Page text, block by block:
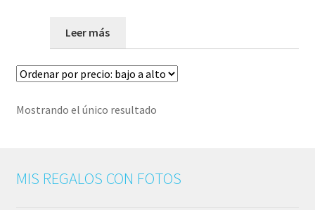
Preguntas Frecuentes sobre Caretas Personalizadas
con Foto
PRIVACIDAD
SOBRE NOSOTROS
Leer más
Mostrando el único resultado
MIS REGALOS CON FOTOS